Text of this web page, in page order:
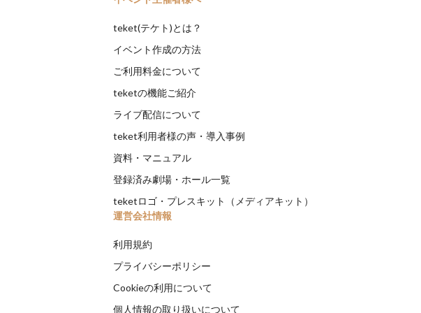
teket(テケト)とは？
イベント作成の方法
ご利用料金について
teketの機能ご紹介
ライブ配信について
teket利用者様の声・導入事例
資料・マニュアル
登録済み劇場・ホール一覧
teketロゴ・プレスキット（メディアキット）
運営会社情報
利用規約
プライバシーポリシー
Cookieの利用について
個人情報の取り扱いについて